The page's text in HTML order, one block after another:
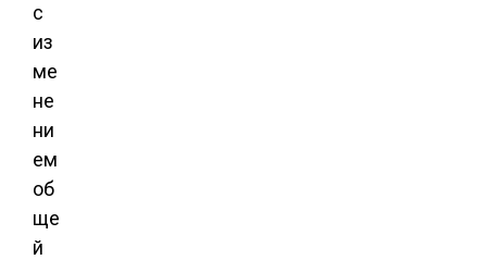
с
из
ме
не
ни
ем
об
ще
й